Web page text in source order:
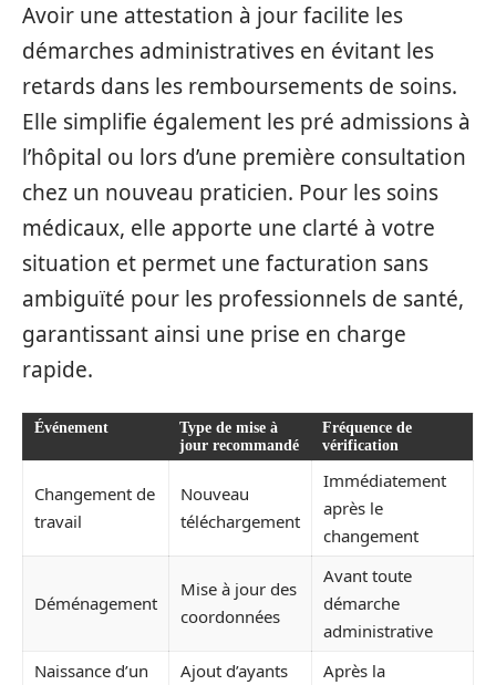
Avoir une attestation à jour facilite les
démarches administratives en évitant les
retards dans les remboursements de soins.
Elle simplifie également les pré admissions à
l’hôpital ou lors d’une première consultation
chez un nouveau praticien. Pour les soins
médicaux, elle apporte une clarté à votre
situation et permet une facturation sans
ambiguïté pour les professionnels de santé,
garantissant ainsi une prise en charge
rapide.
Événement
Type de mise à
jour recommandé
Fréquence de
vérification
Changement de
travail
Nouveau
téléchargement
Immédiatement
après le
changement
Déménagement
Mise à jour des
coordonnées
Avant toute
démarche
administrative
Naissance d’un
Ajout d’ayants
Après la